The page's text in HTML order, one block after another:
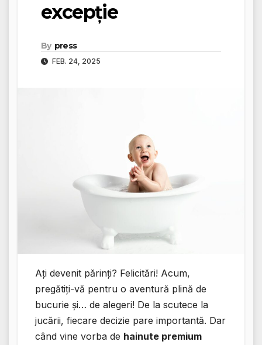
excepție
By press
FEB. 24, 2025
Ați devenit părinți? Felicitări! Acum,
pregătiți-vă pentru o aventură plină de
bucurie și… de alegeri! De la scutece la
jucării, fiecare decizie pare importantă. Dar
când vine vorba de hainute premium